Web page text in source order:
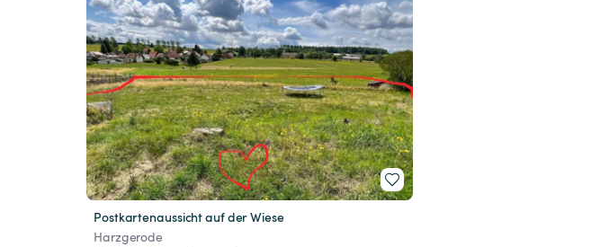
Postkartenaussicht auf der Wiese
Harzgerode